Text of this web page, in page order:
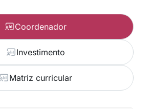
Coordenador
Investimento
Matriz curricular